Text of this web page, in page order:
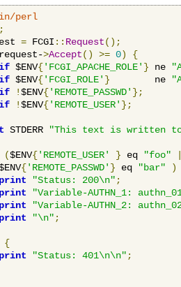
perl
;
= FCGI :: Request();
>Accept() >= 0)
{
$ENV{'FCGI_APACHE_ROLE' } ne
$ENV{'FCGI_ROLE' }
        ne
!$ENV{'REMOTE_PASSWD' };
!$ENV{'REMOTE_USER' };
STDERR "This text is written
($ENV{'REMOTE_USER' } eq "foo"
{'REMOTE_PASSWD' } eq "bar"
)
print
"Status: 200\n" ;
print
"Variable-AUTHN_1:
print
"Variable-AUTHN_2:
print
"\n" ;
{
print
"Status: 401\n\n" ;